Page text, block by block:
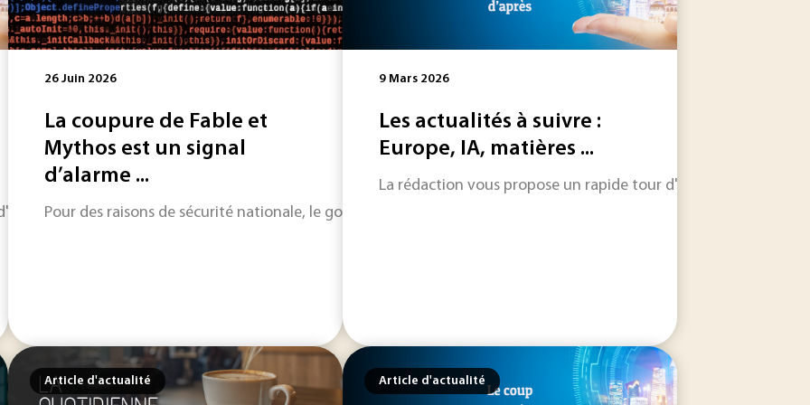
sur les informations qui feront l'actualité industrielle dans les jours et les semaines à venir.
26 Juin 2026
La coupure de Fable et
Mythos est un signal
d’alarme ...
Pour des raisons de sécurité nationale, le gouvernement américain a décidé de bloquer l’accès à Fable et à
9 Mars 2026
Les actualités à suivre :
Europe, IA, matières ...
La rédaction vous propose un rapide tour d'horizon sur les
Article d'actualité Article d'actualité